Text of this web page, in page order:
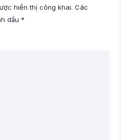
hiển thị công khai. Các
dấu *